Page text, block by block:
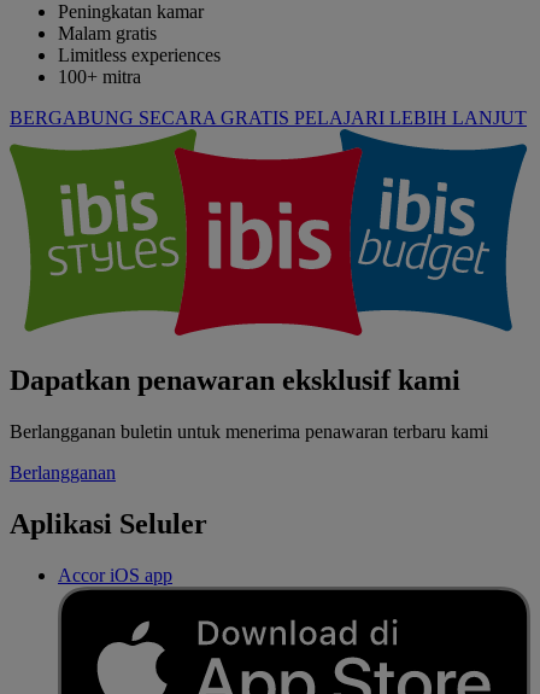
Peningkatan kamar
Malam gratis
Limitless experiences
100+ mitra
BERGABUNG SECARA GRATIS PELAJARI LEBIH LANJUT
Dapatkan penawaran eksklusif kami
Berlangganan buletin untuk menerima penawaran terbaru kami
Berlangganan
Aplikasi Seluler
Accor iOS app